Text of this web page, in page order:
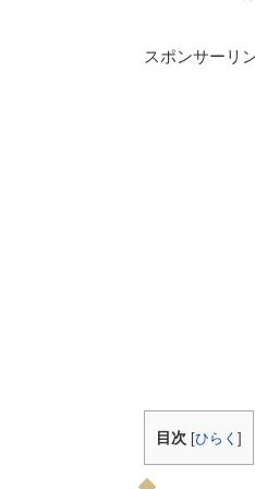
スポンサーリ
目次 [ひらく ]